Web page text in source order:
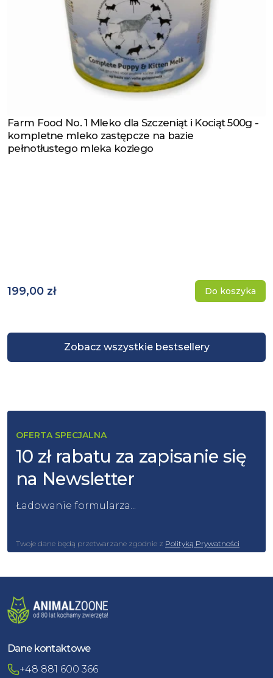
Zobacz wszystkie bestsellery
Zobacz produkt
Farm Food No. 1 Mleko dla Szczeniąt i Kociąt 500g -
kompletne mleko zastępcze na bazie
pełnotłustego mleka koziego
199,00 zł Do koszyka
OFERTA SPECJALNA
10 zł rabatu za zapisanie się
na Newsletter
Ładowanie formularza...
Twoje dane będą przetwarzane zgodnie z Polityką Prywatności
Dane kontaktowe
+48 881 600 366